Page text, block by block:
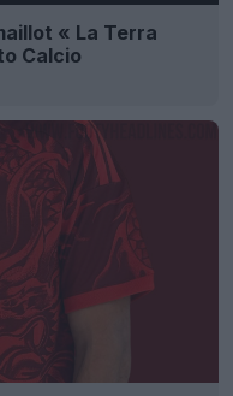
« La Terra
Calcio